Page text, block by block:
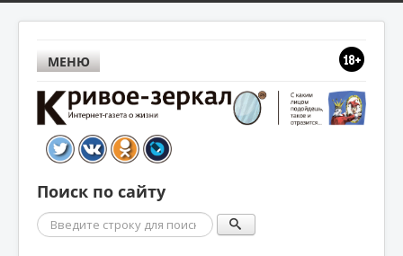
МЕНЮ
Поиск по сайту
Поиск